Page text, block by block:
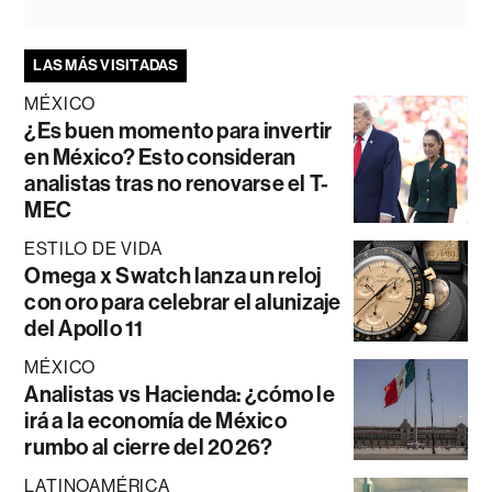
LAS MÁS VISITADAS
MÉXICO
¿Es buen momento para invertir
en México? Esto consideran
analistas tras no renovarse el T-
MEC
ESTILO DE VIDA
Omega x Swatch lanza un reloj
con oro para celebrar el alunizaje
del Apollo 11
MÉXICO
Analistas vs Hacienda: ¿cómo le
irá a la economía de México
rumbo al cierre del 2026?
LATINOAMÉRICA